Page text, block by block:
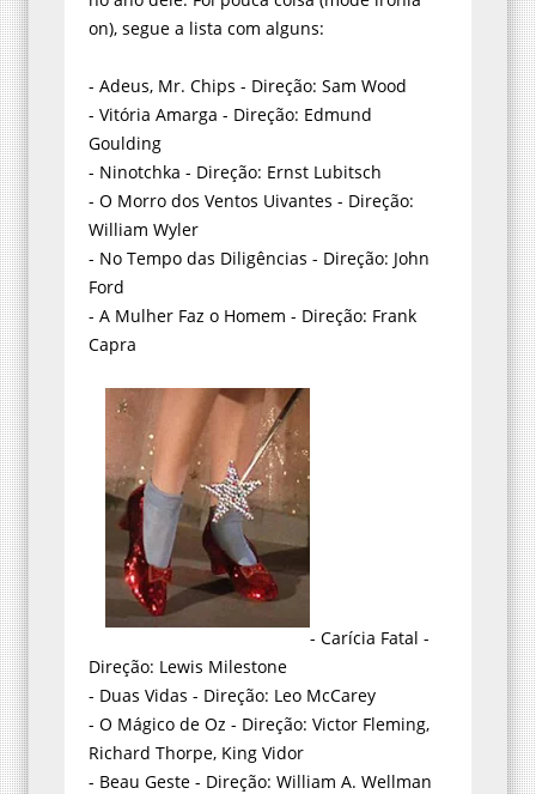
on), segue a lista com alguns:
- Adeus, Mr. Chips - Direção: Sam Wood
- Vitória Amarga - Direção: Edmund
Goulding
- Ninotchka - Direção: Ernst Lubitsch
- O Morro dos Ventos Uivantes - Direção:
William Wyler
- No Tempo das Diligências - Direção: John
Ford
- A Mulher Faz o Homem - Direção: Frank
Capra
- Carícia Fatal -
Direção: Lewis Milestone
- Duas Vidas - Direção: Leo McCarey
- O Mágico de Oz - Direção: Victor Fleming,
Richard Thorpe, King Vidor
- Beau Geste - Direção: William A. Wellman